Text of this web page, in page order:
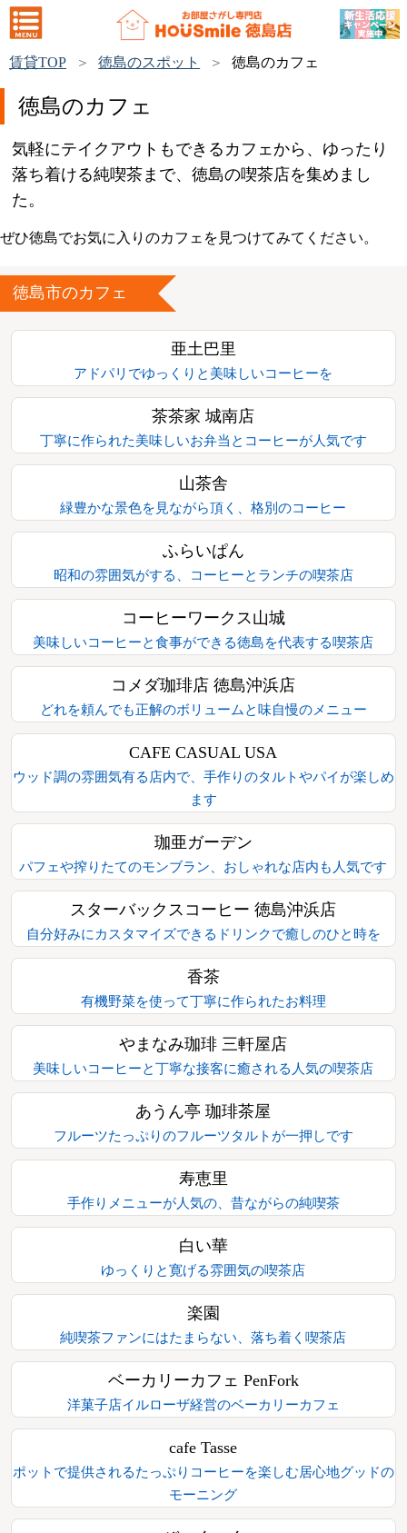
賃貸TOP 徳島のスポット 徳島のカフェ
徳島のカフェ
気軽にテイクアウトもできるカフェから、ゆったり
落ち着ける純喫茶まで、徳島の喫茶店を集めまし
た。
ぜひ徳島でお気に入りのカフェを見つけてみてください。
徳島市のカフェ
亜土巴里
アドパリでゆっくりと美味しいコーヒーを
茶茶家 城南店
丁寧に作られた美味しいお弁当とコーヒーが人気です
山茶舎
緑豊かな景色を見ながら頂く、格別のコーヒー
ふらいぱん
昭和の雰囲気がする、コーヒーとランチの喫茶店
コーヒーワークス山城
美味しいコーヒーと食事ができる徳島を代表する喫茶店
コメダ珈琲店 徳島沖浜店
どれを頼んでも正解のボリュームと味自慢のメニュー
CAFE CASUAL USA
ウッド調の雰囲気有る店内で、手作りのタルトやパイが楽しめ
ます
珈亜ガーデン
パフェや搾りたてのモンブラン、おしゃれな店内も人気です
スターバックスコーヒー 徳島沖浜店
自分好みにカスタマイズできるドリンクで癒しのひと時を
香茶
有機野菜を使って丁寧に作られたお料理
やまなみ珈琲 三軒屋店
美味しいコーヒーと丁寧な接客に癒される人気の喫茶店
あうん亭 珈琲茶屋
フルーツたっぷりのフルーツタルトが一押しです
寿恵里
手作りメニューが人気の、昔ながらの純喫茶
白い華
ゆっくりと寛げる雰囲気の喫茶店
楽園
純喫茶ファンにはたまらない、落ち着く喫茶店
ベーカリーカフェ PenFork
洋菓子店イルローザ経営のベーカリーカフェ
cafe Tasse
ポットで提供されるたっぷりコーヒーを楽しむ居心地グッドの
モーニング